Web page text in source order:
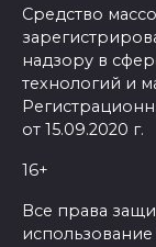
Средство
надзору в
технологий и
от 15.09.2020 г.
16+
Все права